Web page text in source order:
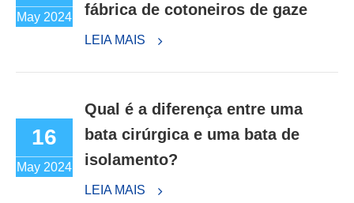
May 2024
fábrica de cotoneiros de gaze
LEIA MAIS
16
May 2024
Qual é a diferença entre uma
bata cirúrgica e uma bata de
isolamento?
LEIA MAIS